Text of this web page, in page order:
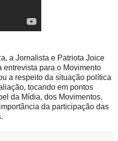
a Jornalista e Patriota Joice
entrevista para o Movimento
a respeito da situação política
tocando em pontos
da Mídia, dos Movimentos.
da participação das